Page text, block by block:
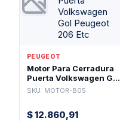
PEUGEOT
Motor Para Cerradura
Puerta Volkswagen Gol
Peugeot 206 Etc
SKU: MOTOR-B05
$12.860,91